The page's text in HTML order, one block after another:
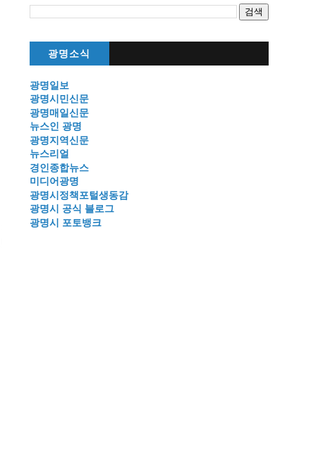
광명소식
광명일보
광명시민신문
광명매일신문
뉴스인 광명
광명지역신문
뉴스리얼
경인종합뉴스
미디어광명
광명시정책포털생동감
광명시 공식 블로그
광명시 포토뱅크